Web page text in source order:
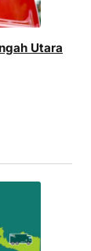
Utara